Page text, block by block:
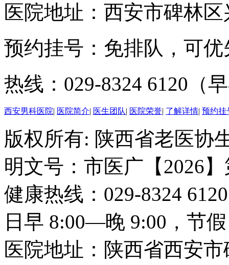
医院地址：西安市碑林
预约挂号：免排队，可优
热线：029-8324 6120（
西安男科医院| 医院简介| 医生团队| 医院荣誉| 了解详情| 预约挂
版权所有: 陕西省老医协
明文号：市医广【2026
健康热线：029-8324
日早 8:00—晚 9:00，节
医院地址：陕西省西安